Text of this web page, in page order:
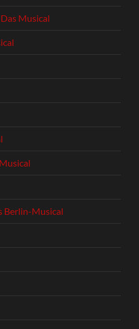
Musical
Berlin-Musical